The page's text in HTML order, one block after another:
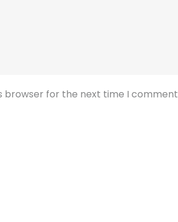
browser for the next time I comment